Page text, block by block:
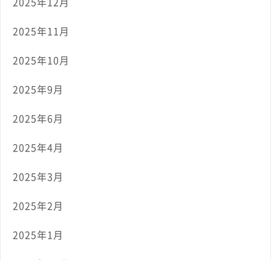
2025年11月
2025年10月
2025年9月
2025年6月
2025年4月
2025年3月
2025年2月
2025年1月